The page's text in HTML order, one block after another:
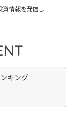
資情報を発信し
キング